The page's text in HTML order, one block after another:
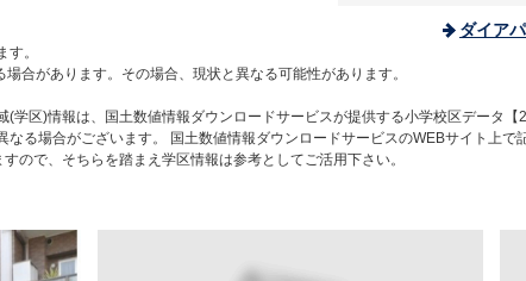
ダイア
。
合があります。その場合、現状と異なる可能性があります。
(学区)情報は、国土数値情報ダウンロードサービスが提供する小学校区データ
なる場合がございます。 国土数値情報ダウンロードサービスのWEBサイト上で
ので、そちらを踏まえ学区情報は参考としてご活用下さい。